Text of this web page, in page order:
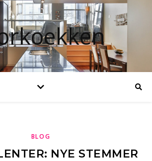
BLOG
NYE STEMMER